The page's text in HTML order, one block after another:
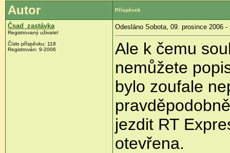
Autor Příspěvek
Čsad_zastávka
Registrovaný uživatel
Číslo příspěvku: 118
Registrován: 9-2006
Odesláno Sobota, 09. prosince 2006 -
Ale k čemu
nemůžete
bylo zoufale
jezdit RT
otevřena.